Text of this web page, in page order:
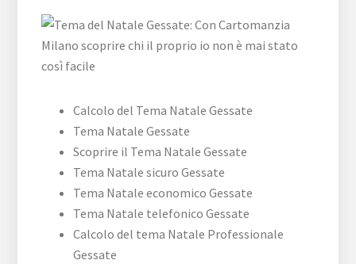
Calcolo del Tema Natale Gessate
Tema Natale Gessate
Scoprire il Tema Natale Gessate
Tema Natale sicuro Gessate
Tema Natale economico Gessate
Tema Natale telefonico Gessate
Calcolo del tema Natale Professionale
Gessate